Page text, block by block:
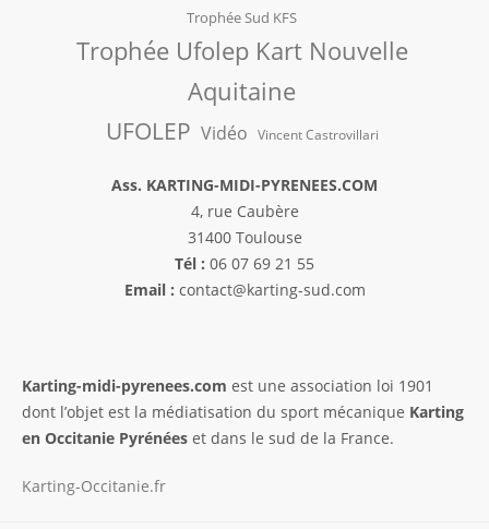
Trophée Sud KFS
Trophée Ufolep Kart Nouvelle
Aquitaine
UFOLEP Vidéo Vincent Castrovillari
Ass. KARTING-MIDI-PYRENEES.COM
4, rue Caubère
31400 Toulouse
Tél : 06 07 69 21 55
Email : contact@karting-sud.com
Karting-midi-pyrenees.com est une association loi 1901
dont l’objet est la médiatisation du sport mécanique Karting
en Occitanie Pyrénées et dans le sud de la France.
Karting-Occitanie.fr